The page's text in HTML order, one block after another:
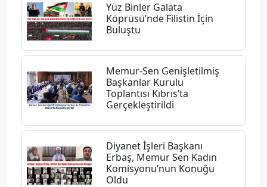
Yüz Binler Galata
Köprüsü’nde Filistin İçin
Buluştu
Memur-Sen Genişletilmiş
Başkanlar Kurulu
Toplantısı Kıbrıs’ta
Gerçekleştirildi
Diyanet İşleri Başkanı
Erbaş, Memur Sen Kadın
Komisyonu’nun Konuğu
Oldu